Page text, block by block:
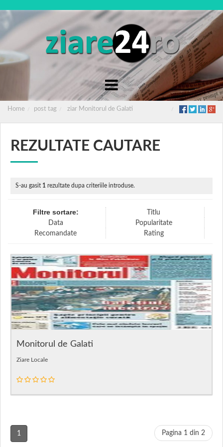
Home post tag ziar Monitorul de Galati
REZULTATE CAUTARE
S-au gasit 1 rezultate dupa criteriile introduse.
Filtre sortare:
Titlu
Data
Popularitate
Recomandate
Rating
Monitorul de Galati
Ziare Locale
1 Pagina 1 din 2